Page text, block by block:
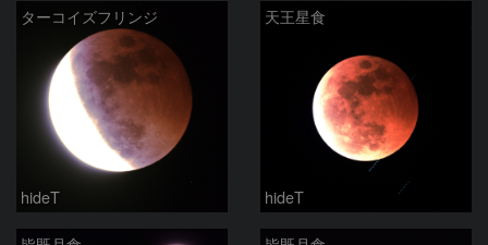
ターコイズフリンジ
hideT
天王星食
hideT